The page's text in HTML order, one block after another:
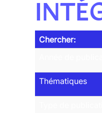
Chercher:
Thématiques